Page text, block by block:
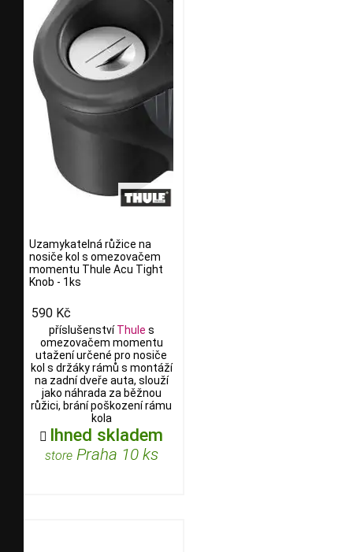
Uzamykatelná růžice na
nosiče kol s omezovačem
momentu Thule Acu Tight
Knob - 1ks
590 Kč
příslušenstvíThule s
omezovačem momentu
utažení určené pro nosiče
kol s držáky rámů s montáží
na zadní dveře auta, slouží
jako náhrada za běžnou
růžici, brání poškození rámu
kola
 Ihned skladem
storePraha 10 ks